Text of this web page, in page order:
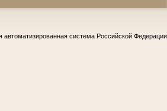
автоматизированная система Российской